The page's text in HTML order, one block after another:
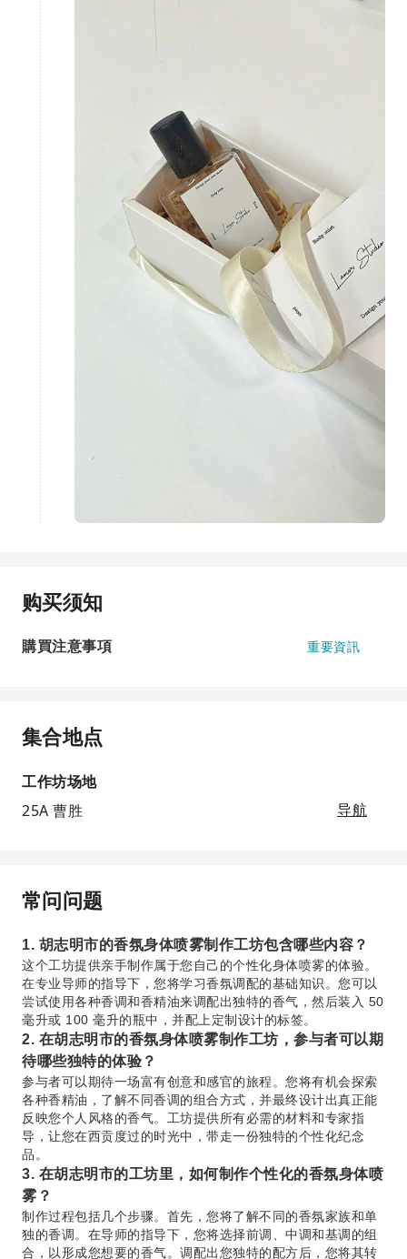
购买须知
購買注意事項 重要資訊
集合地点
工作坊场地
25A 曹胜
导航
常问问题
1. 胡志明市的香氛身体喷雾制作工坊包含哪些内容？
这个工坊提供亲手制作属于您自己的个性化身体喷雾的体验。
在专业导师的指导下，您将学习香氛调配的基础知识。您可以
尝试使用各种香调和香精油来调配出独特的香气，然后装入 50
毫升或 100 毫升的瓶中，并配上定制设计的标签。
2. 在胡志明市的香氛身体喷雾制作工坊，参与者可以期
待哪些独特的体验？
参与者可以期待一场富有创意和感官的旅程。您将有机会探索
各种香精油，了解不同香调的组合方式，并最终设计出真正能
反映您个人风格的香气。工坊提供所有必需的材料和专家指
导，让您在西贡度过的时光中，带走一份独特的个性化纪念
品。
3. 在胡志明市的工坊里，如何制作个性化的香氛身体喷
雾？
制作过程包括几个步骤。首先，您将了解不同的香氛家族和单
独的香调。在导师的指导下，您将选择前调、中调和基调的组
合，以形成您想要的香气。调配出您独特的配方后，您将其转